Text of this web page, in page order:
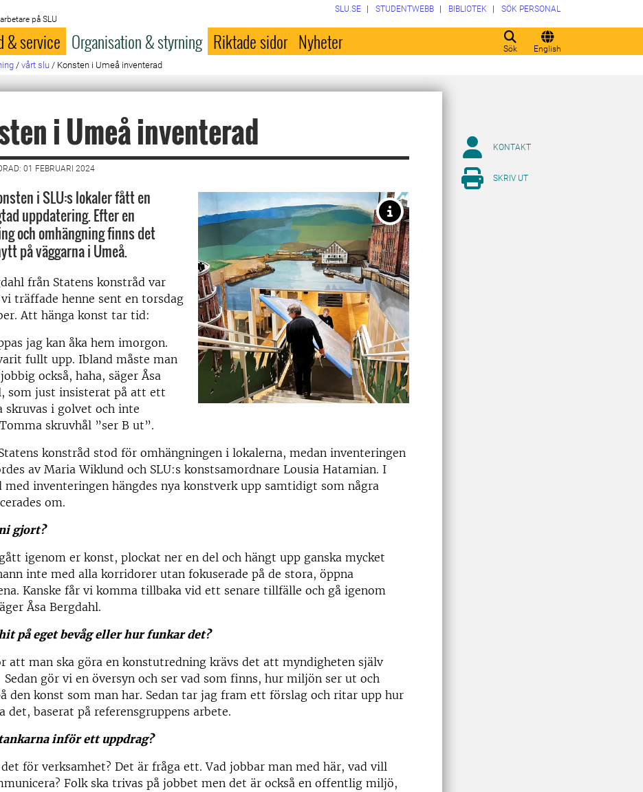
på SLU
Sök English
SLU.SE STUDENTWEBB BIBLIOTEK SÖK PERSONAL
& service Organisation & styrning Riktade sidor Nyheter
/ vårt slu / Konsten i Umeå inventerad
i Umeå inventerad
01 FEBRUARI 2024
i SLU:s lokaler fått en
uppdatering. Efter en
och omhängning finns det
på väggarna i Umeå.
från Statens konstråd var
träffade henne sent en torsdag
Att hänga konst tar tid:
jag kan åka hem imorgon.
fullt upp. Ibland måste man
också, haha, säger Åsa
som just insisterat på att ett
skruvas i golvet och inte
skruvhål ”ser B ut”.
konstråd stod för omhängningen i lokalerna, medan inventeringen
av Maria Wiklund och SLU:s konstsamordnare Lousia Hatamian. I
med inventeringen hängdes nya konstverk upp samtidigt som några
om.
gjort?
igenom er konst, plockat ner en del och hängt upp ganska mycket
inte med alla korridorer utan fokuserade på de stora, öppna
Kanske får vi komma tillbaka vid ett senare tillfälle och gå igenom
Åsa Bergdahl.
på eget bevåg eller hur funkar det?
att man ska göra en konstutredning krävs det att myndigheten själv
Sedan gör vi en översyn och ser vad som finns, hur miljön ser ut och
den konst som man har. Sedan tar jag fram ett förslag och ritar upp hur
det, baserat på referensgruppens arbete.
inför ett uppdrag?
för verksamhet? Det är fråga ett. Vad jobbar man med här, vad vill
Folk ska trivas på jobbet men det är också en offentlig miljö,
KONTAKT
SKRIV UT